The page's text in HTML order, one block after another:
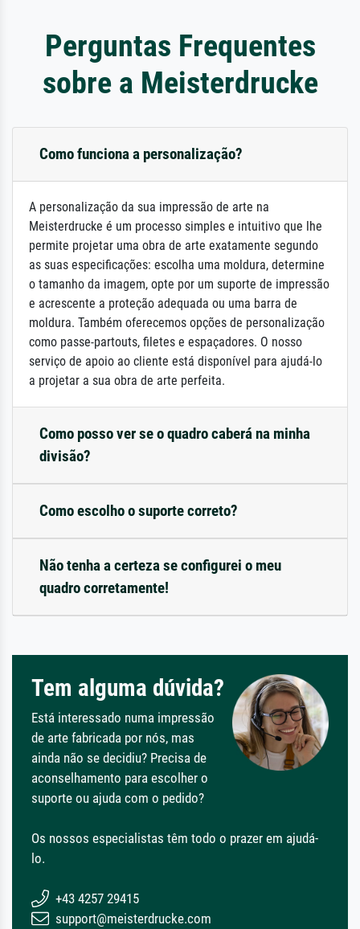
Perguntas Frequentes
sobre a Meisterdrucke
Como funciona a personalização?
A personalização da sua impressão de arte na
Meisterdrucke é um processo simples e intuitivo que lhe
permite projetar uma obra de arte exatamente segundo
as suas especificações: escolha uma moldura, determine
o tamanho da imagem, opte por um suporte de impressão
e acrescente a proteção adequada ou uma barra de
moldura. Também oferecemos opções de personalização
como passe-partouts, filetes e espaçadores. O nosso
serviço de apoio ao cliente está disponível para ajudá-lo
a projetar a sua obra de arte perfeita.
Como posso ver se o quadro caberá na minha
divisão?
Como escolho o suporte correto?
Não tenha a certeza se configurei o meu
quadro corretamente!
Tem alguma dúvida?
Está interessado numa impressão
de arte fabricada por nós, mas
ainda não se decidiu? Precisa de
aconselhamento para escolher o
suporte ou ajuda com o pedido?
Os nossos especialistas têm todo o prazer em ajudá-
lo.
+43 4257 29415
support@meisterdrucke.com